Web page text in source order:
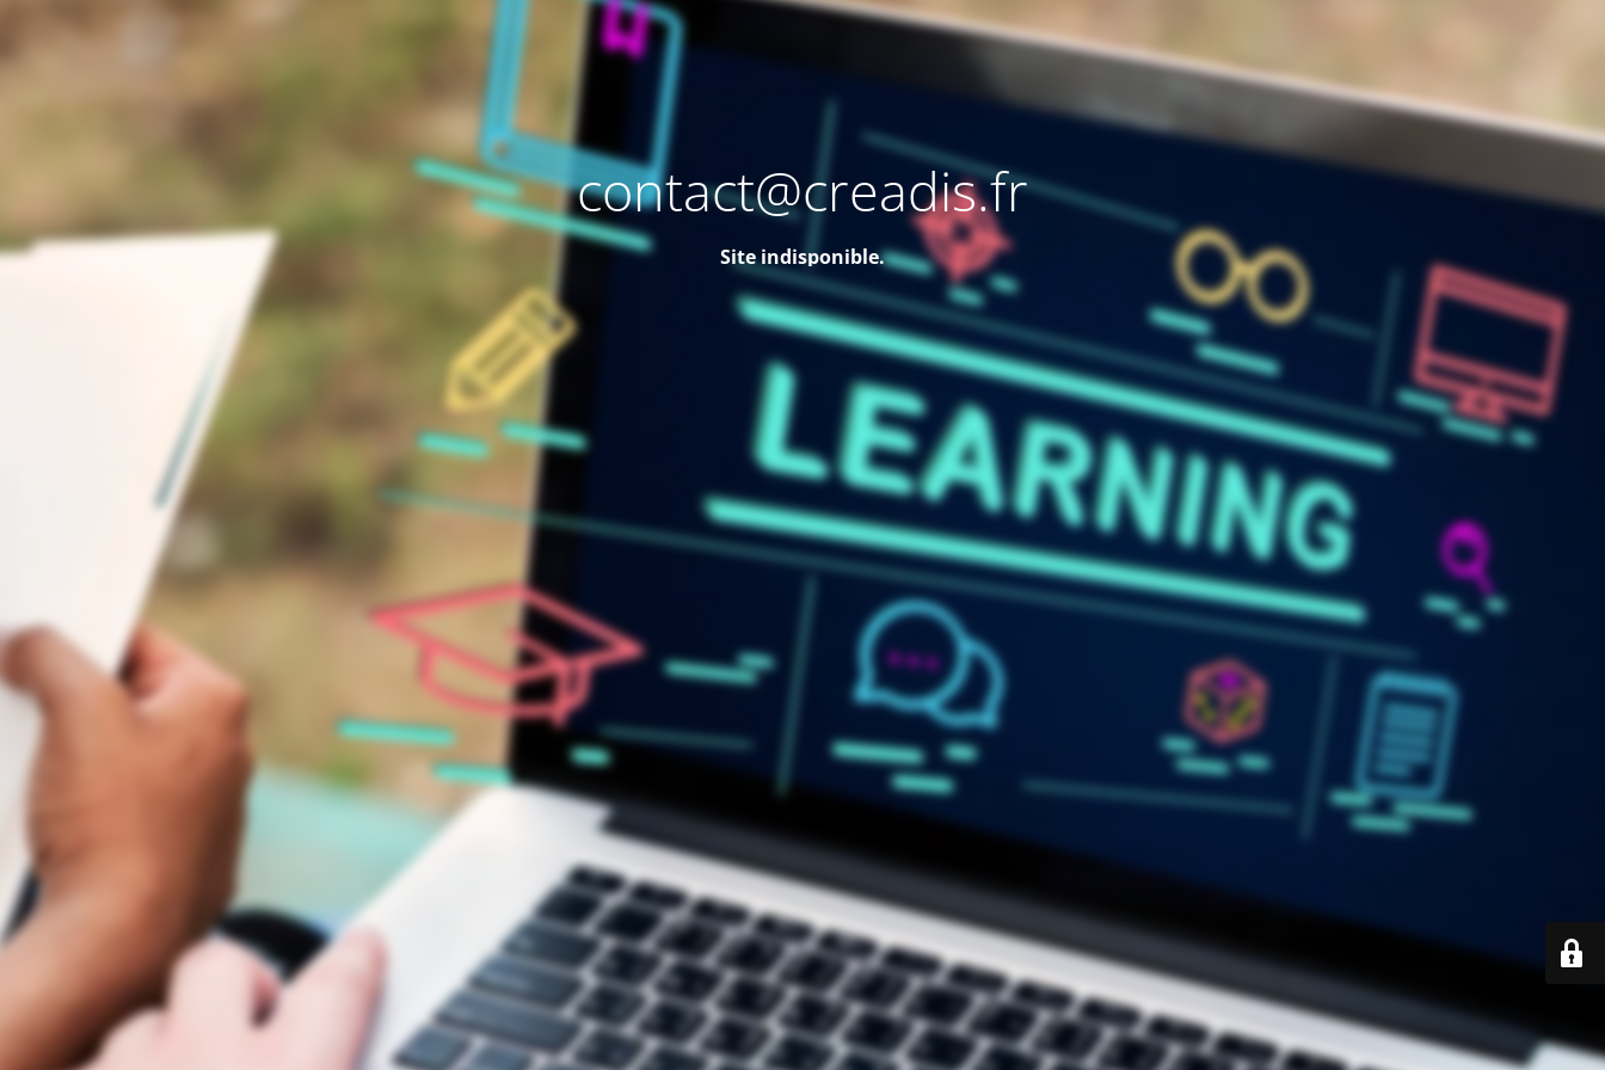
contact@creadis.fr
Site indisponible.